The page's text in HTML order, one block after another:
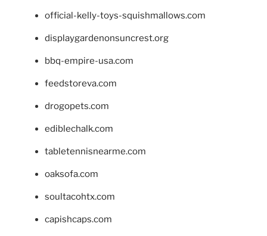
official-kelly-toys-squishmallows.com
displaygardenonsuncrest.org
bbq-empire-usa.com
feedstoreva.com
drogopets.com
ediblechalk.com
tabletennisnearme.com
oaksofa.com
soultacohtx.com
capishcaps.com